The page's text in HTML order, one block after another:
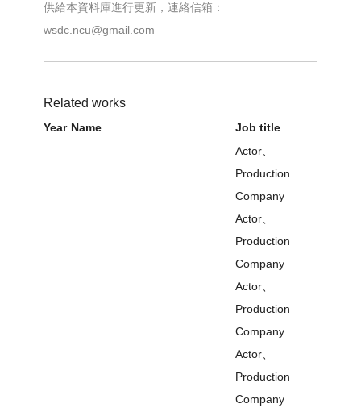
供給本資料庫進行更新，連絡信箱：
wsdc.ncu@gmail.com
Related works
Year Name
Job title
Actor、
Production
Company
Actor、
Production
Company
Actor、
Production
Company
Actor、
Production
Company